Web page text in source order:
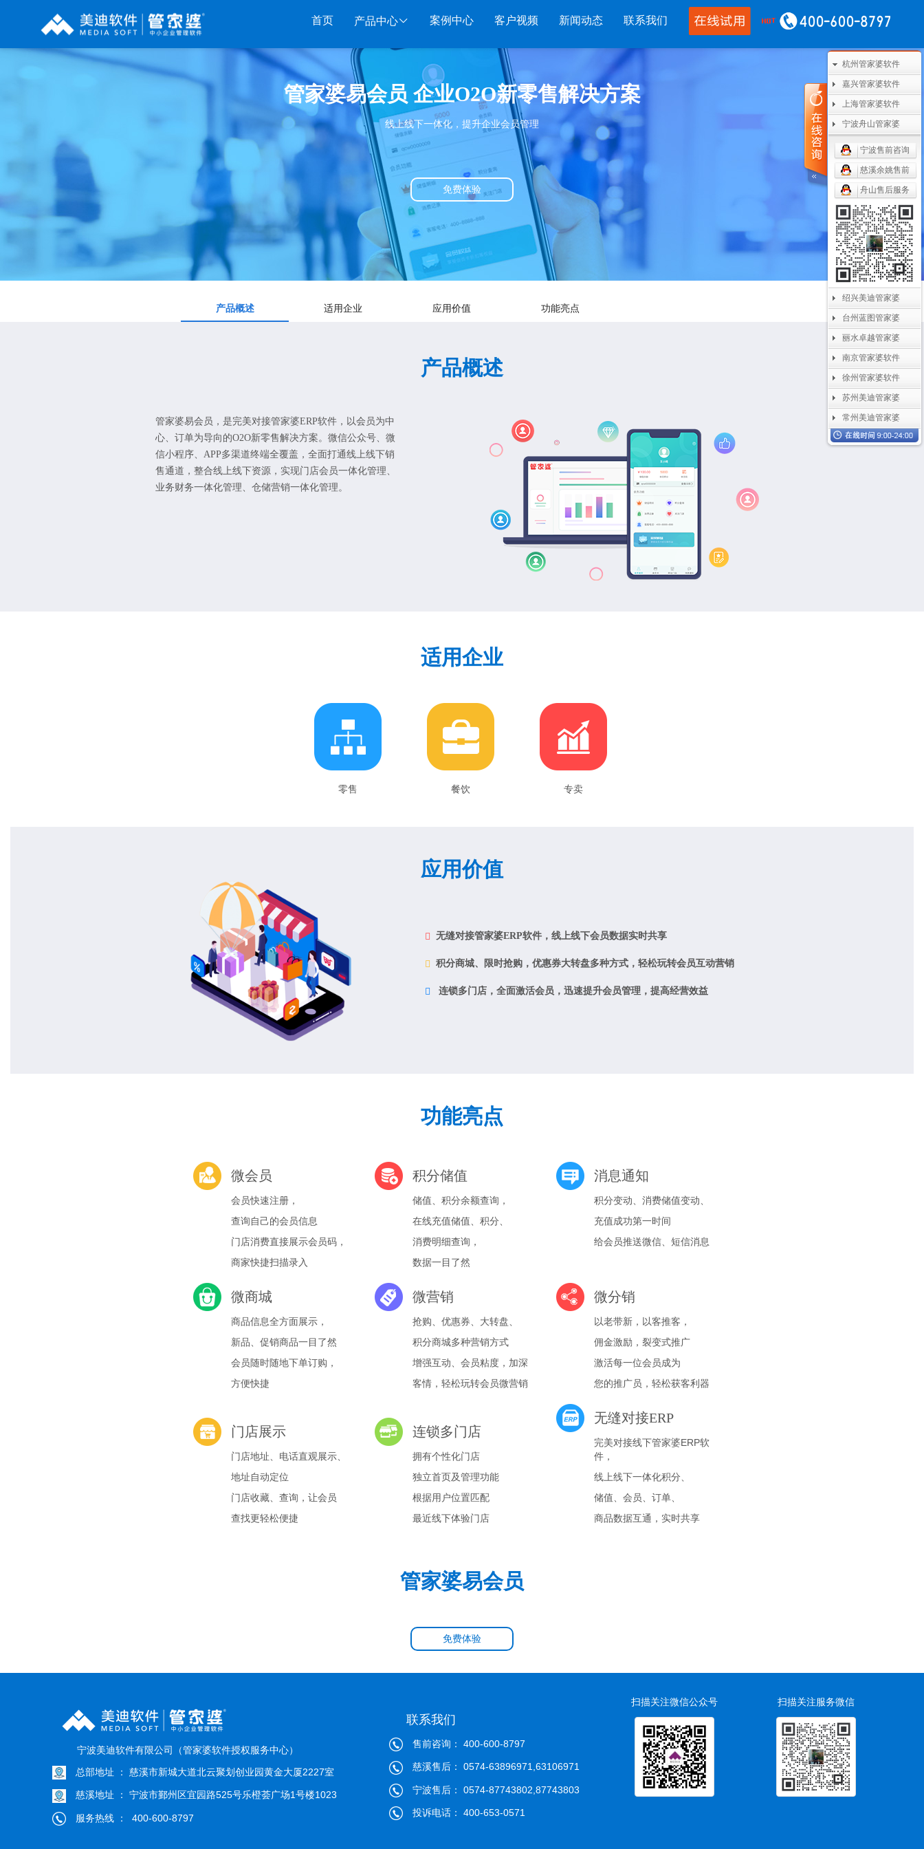
首页 产品中心
财工贸系列
管家婆财务版
分销系列
管家婆分销ERP A8
管家婆分销ERP S3
管家婆分销ERP V3
管家婆D9 SAAS
服装系列
管家婆服装DRP
管家婆服装net
管家婆服装普及版
管家婆ishop SAAS
行业系列
千方百剂医药药械
管家婆汽配汽修
管家婆皮革布匹
管家婆五金建材
管家婆全渠道
SAAS
管家婆云ERP
管家婆订货易
管家婆易会员
有赞商城O2O
物联通客户通
移动应用
管家婆物联通手机
物联通WMS
手持开单PDA
物联通果易
美迪数据通
管家婆掌上工厂
腾讯企业微信
其他产品
管家婆开票通
美迪设备数采
管家婆二次开发
管家婆支付通
管家婆云平台
美迪MES系统
管家婆服务通
案例中心 客户视频 新闻动态 联系我们
管家婆易会员 企业O2O新零售解决方案
线上线下一体化，提升企业会员管理
免费体验
产品概述 适用企业 应用价值 功能亮点
产品概述
管家婆易会员，是完美对接管家婆ERP软件，以会员为中
心、订单为导向的O2O新零售解决方案。微信公众号、微
信小程序、APP多渠道终端全覆盖，全面打通线上线下销
售通道，整合线上线下资源，实现门店会员一体化管理、
业务财务一体化管理、仓储营销一体化管理。
适用企业
零售 餐饮 专卖
应用价值
无缝对接管家婆ERP软件，线上线下会员数据实时共享
积分商城、限时抢购，优惠券大转盘多种方式，轻松玩转会员互动营销
连锁多门店，全面激活会员，迅速提升会员管理，提高经营效益
功能亮点
微会员
会员快速注册，
查询自己的会员信息
门店消费直接展示会员码，
商家快捷扫描录入
积分储值
储值、积分余额查询，
在线充值储值、积分、
消费明细查询，
数据一目了然
消息通知
积分变动、消费储值变动、
充值成功第一时间
给会员推送微信、短信消息
微商城
商品信息全方面展示，
新品、促销商品一目了然
会员随时随地下单订购，
方便快捷
微营销
抢购、优惠券、大转盘、
积分商城多种营销方式
增强互动、会员粘度，加深
客情，轻松玩转会员微营销
微分销
以老带新，以客推客，
佣金激励，裂变式推广
激活每一位会员成为
您的推广员，轻松获客利器
门店展示
门店地址、电话直观展示、
地址自动定位
门店收藏、查询，让会员
查找更轻松便捷
连锁多门店
拥有个性化门店
独立首页及管理功能
根据用户位置匹配
最近线下体验门店
无缝对接ERP
完美对接线下管家婆ERP软
件，
线上线下一体化积分、
储值、会员、订单、
商品数据互通，实时共享
管家婆易会员
免费体验
宁波美迪软件有限公司（管家婆软件授权服务中心）
总部地址 ： 慈溪市新城大道北云聚划创业园黄金大厦2227室
慈溪地址 ： 宁波市鄞州区宜园路525号乐橙荟广场1号楼1023
服务热线 ： 400-600-8797
联系我们
售前咨询： 400-600-8797
慈溪售后： 0574-63896971,63106971
宁波售后： 0574-87743802,87743803
投诉电话： 400-653-0571
扫描关注微信公众号 扫描关注服务微信
杭州管家婆软件
嘉兴管家婆软件
上海管家婆软件
宁波舟山管家婆
宁波售前咨询
慈溪余姚售前
舟山售后服务
绍兴美迪管家婆
台州蓝图管家婆
丽水卓越管家婆
南京管家婆软件
徐州管家婆软件
苏州美迪管家婆
常州美迪管家婆